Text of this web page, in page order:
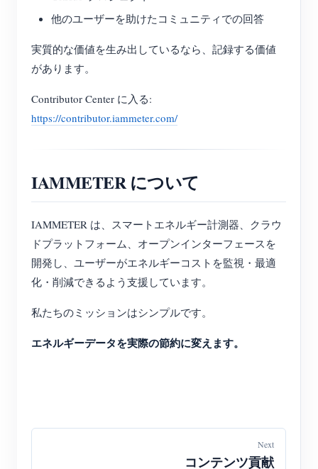
他のユーザーを助けたコミュニティでの回答
実質的な価値を生み出しているなら、記録する価値
があります。
Contributor Center に入る:
https://contributor.iammeter.com/
IAMMETER について
IAMMETER は、スマートエネルギー計測器、クラウ
ドプラットフォーム、オープンインターフェースを
開発し、ユーザーがエネルギーコストを監視・最適
化・削減できるよう支援しています。
私たちのミッションはシンプルです。
エネルギーデータを実際の節約に変えます。
Next
コンテンツ貢献